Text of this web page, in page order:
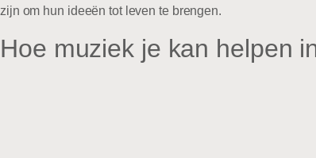
zijn om hun ideeën tot leven te brengen.
Hoe muziek je kan helpen